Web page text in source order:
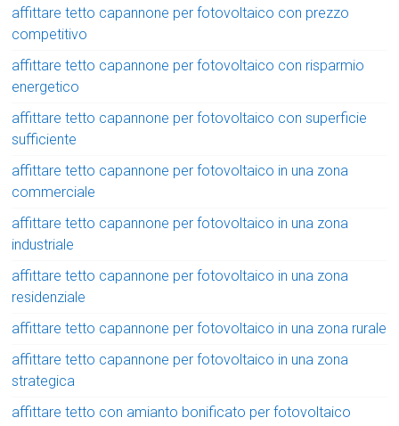
affittare tetto capannone per fotovoltaico con prezzo
competitivo
affittare tetto capannone per fotovoltaico con risparmio
energetico
affittare tetto capannone per fotovoltaico con superficie
sufficiente
affittare tetto capannone per fotovoltaico in una zona
commerciale
affittare tetto capannone per fotovoltaico in una zona
industriale
affittare tetto capannone per fotovoltaico in una zona
residenziale
affittare tetto capannone per fotovoltaico in una zona rurale
affittare tetto capannone per fotovoltaico in una zona
strategica
affittare tetto con amianto bonificato per fotovoltaico